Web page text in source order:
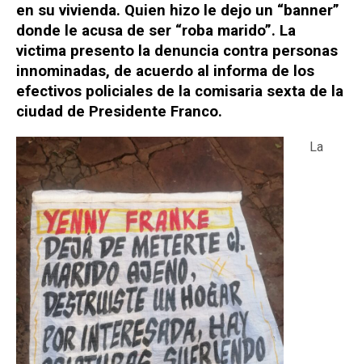
en su vivienda. Quien hizo le dejo un “banner”
donde le acusa de ser “roba marido”. La
victima presento la denuncia contra personas
innominadas, de acuerdo al informa de los
efectivos policiales de la comisaria sexta de la
ciudad de Presidente Franco.
La